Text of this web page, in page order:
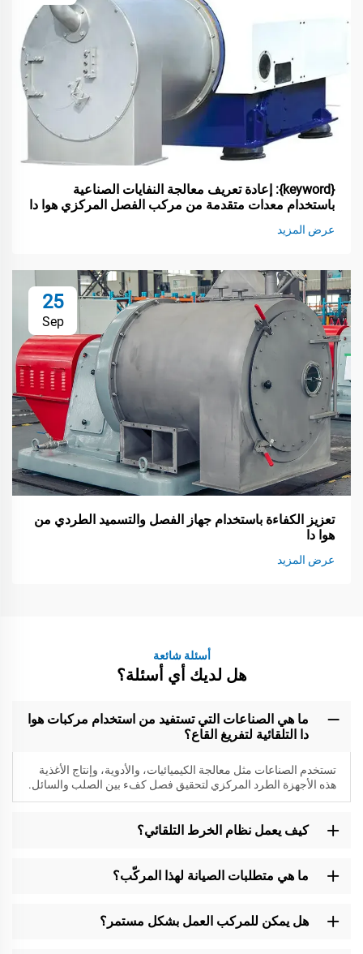
{keyword}: إعادة تعريف معالجة النفايات الصناعية
باستخدام معدات متقدمة من مركب الفصل المركزي هوا دا
عرض المزيد
25
Sep
تعزيز الكفاءة باستخدام جهاز الفصل والتسميد الطردي من
هوا دا
عرض المزيد
أسئلة شائعة
هل لديك أي أسئلة؟
ما هي الصناعات التي تستفيد من استخدام مركبات هوا
دا التلقائية لتفريغ القاع؟
تستخدم الصناعات مثل معالجة الكيميائيات، والأدوية، وإنتاج الأغذية
هذه الأجهزة الطرد المركزي لتحقيق فصل كفء بين الصلب والسائل.
كيف يعمل نظام الخرط التلقائي؟
ما هي متطلبات الصيانة لهذا المركّب؟
هل يمكن للمركب العمل بشكل مستمر؟